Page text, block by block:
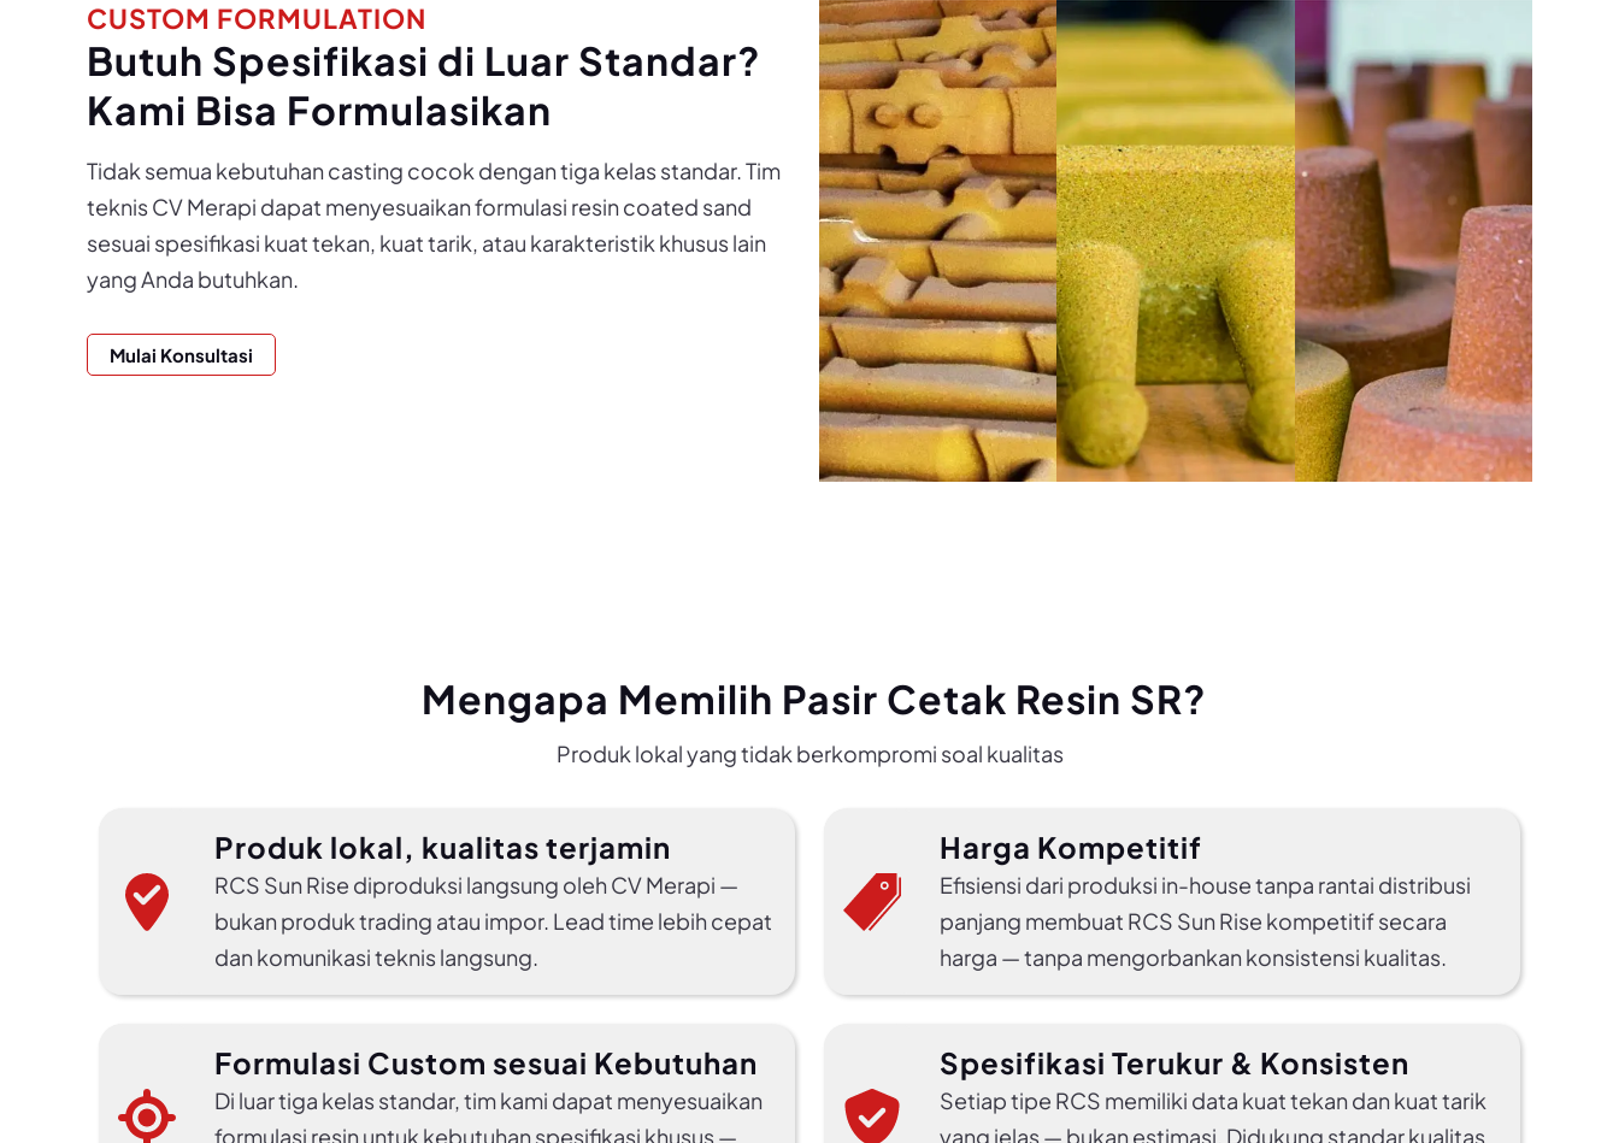
CUSTOM FORMULATION
Butuh Spesifikasi di Luar Standar?
Kami Bisa Formulasikan
Tidak semua kebutuhan casting cocok dengan tiga kelas standar. Tim
teknis CV Merapi dapat menyesuaikan formulasi resin coated sand
sesuai spesifikasi kuat tekan, kuat tarik, atau karakteristik khusus lain
yang Anda butuhkan.
Mulai Konsultasi
Mengapa Memilih Pasir Cetak Resin SR?
Produk lokal yang tidak berkompromi soal kualitas
Produk lokal, kualitas terjamin
RCS Sun Rise diproduksi langsung oleh CV Merapi —
bukan produk trading atau impor. Lead time lebih cepat
dan komunikasi teknis langsung.
Harga Kompetitif
Efisiensi dari produksi in-house tanpa rantai distribusi
panjang membuat RCS Sun Rise kompetitif secara
harga — tanpa mengorbankan konsistensi kualitas.
Formulasi Custom sesuai Kebutuhan
Di luar tiga kelas standar, tim kami dapat menyesuaikan
formulasi resin untuk kebutuhan spesifikasi khusus —
Spesifikasi Terukur & Konsisten
Setiap tipe RCS memiliki data kuat tekan dan kuat tarik
yang jelas — bukan estimasi. Didukung standar kualitas